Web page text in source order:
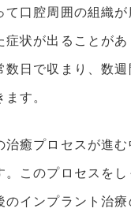
て口腔周囲の組織
症状が出ることが
数日で収まり、数
す。
治癒プロセスが進
。このプロセスを
のインプラント治